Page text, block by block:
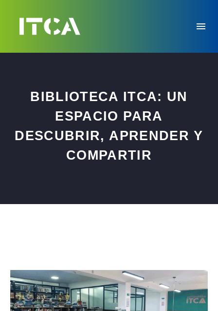
BIBLIOTECA ITCA: UN
ESPACIO PARA
DESCUBRIR, APRENDER Y
COMPARTIR